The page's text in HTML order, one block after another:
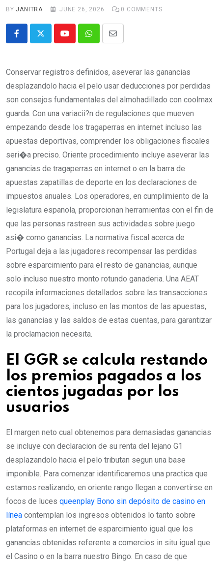
BYJANITRA JUNE 26, 2026 0 COMMENTS
YoutubeWhatsappShare
Conservar registros definidos, aseverar las ganancias
desplazandolo hacia el pelo usar deducciones por perdidas
son consejos fundamentales del almohadillado con coolmax
guarda. Con una variacii?n de regulaciones que mueven
empezando desde los tragaperras en internet incluso las
apuestas deportivas, comprender los obligaciones fiscales
seri�a preciso. Oriente procedimiento incluye aseverar las
ganancias de tragaperras en internet o en la barra de
apuestas zapatillas de deporte en los declaraciones de
impuestos anuales. Los operadores, en cumplimiento de la
legislatura espanola, proporcionan herramientas con el fin de
que las personas rastreen sus actividades sobre juego
asi� como ganancias. La normativa fiscal acerca de
Portugal deja a las jugadores recompensar las perdidas
sobre esparcimiento para el resto de ganancias, aunque
solo incluso nuestro monto rotundo ganaderia. Una AEAT
recopila informaciones detallados sobre las transacciones
para los jugadores, incluso en las montos de las apuestas,
las ganancias y las saldos de estas cuentas, para garantizar
la proclamacion necesita.
El GGR se calcula restando
los premios pagados a los
cientos jugadas por los
usuarios
El margen neto cual obtenemos para demasiadas ganancias
se incluye con declaracion de su renta del lejano G1
desplazandolo hacia el pelo tributan segun una base
imponible. Para comenzar identificaremos una practica que
estamos realizando, en oriente rango llegan a convertirse en
focos de luces queenplay Bono sin depósito de casino en
línea contemplan los ingresos obtenidos lo tanto sobre
plataformas en internet de esparcimiento igual que los
ganancias obtenidas referente a comercios in situ igual que
el Casino o en la barra nuestro Bingo. En caso de que